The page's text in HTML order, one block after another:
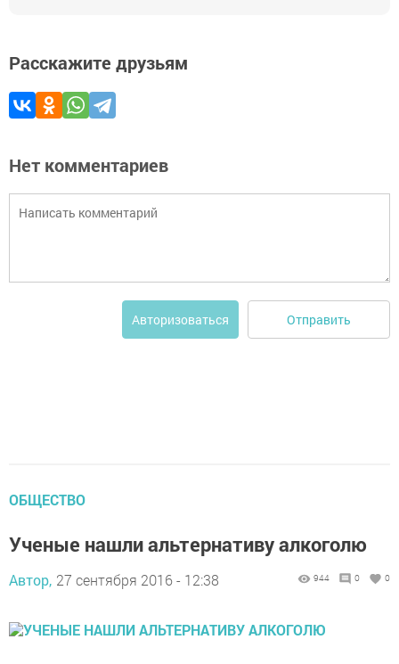
Расскажите друзьям
Нет комментариев
Авторизоваться Отправить
ОБЩЕСТВО
Ученые нашли альтернативу алкоголю
Автор, 27 сентября 2016 - 12:38 944 0 0